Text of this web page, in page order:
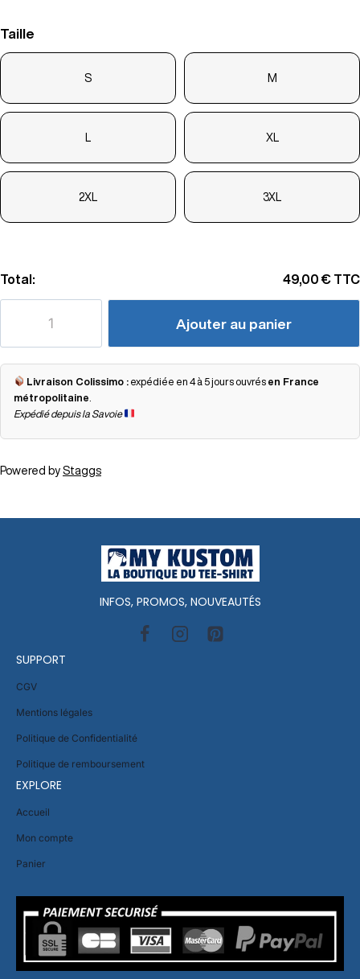
Taille
S M
XL
2XL 3XL
Total: 49,00 € TTC
Ajouter au panier
Livraison Colissimo : expédiée en 4 à 5 jours ouvrés en France
métropolitaine
Expédié depuis la Savoie
Powered by Staggs
INFOS, PROMOS, NOUVEAUTÉS
SUPPORT
CGV
Mentions légales
Politique de Confidentialité
Politique de remboursement
EXPLORE
Accueil
Mon compte
Panier